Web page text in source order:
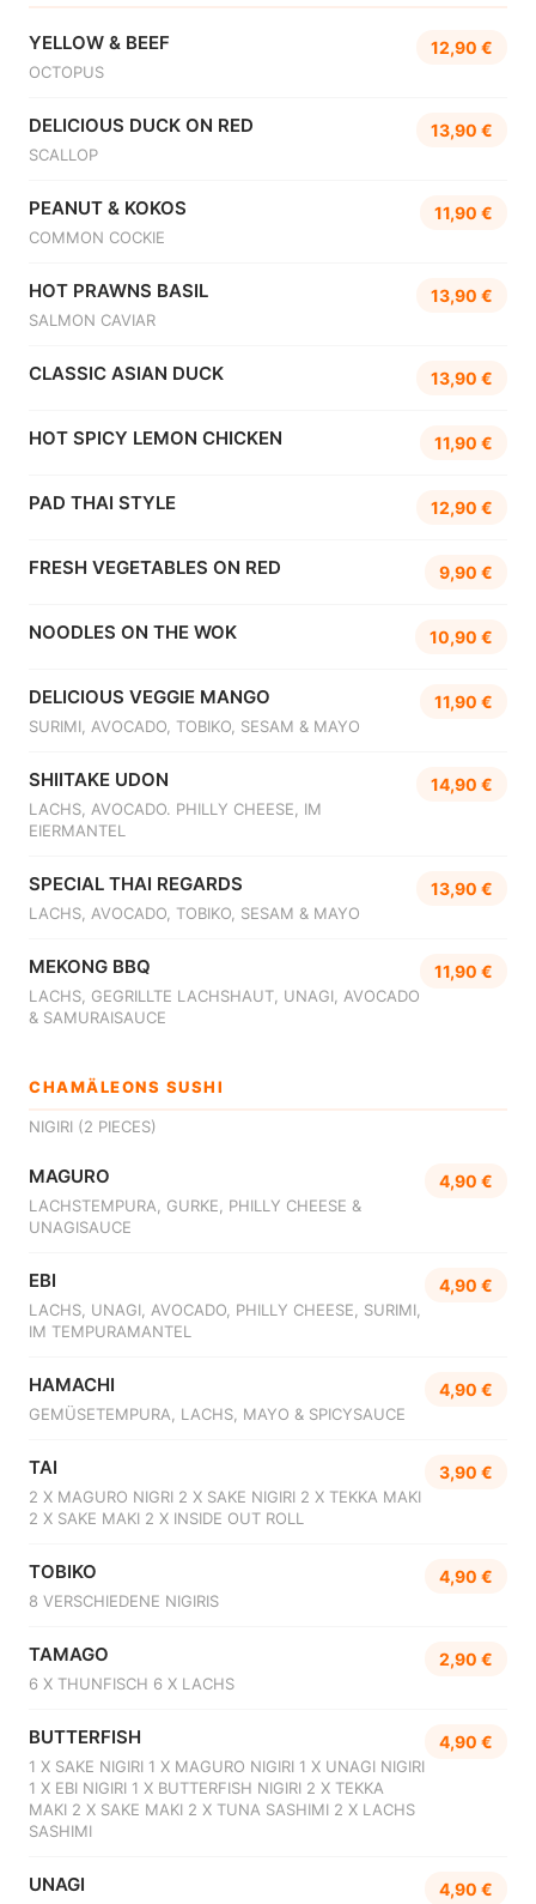
YELLOW & BEEF
OCTOPUS
12,90 €
DELICIOUS DUCK ON RED
SCALLOP
13,90 €
PEANUT & KOKOS
COMMON COCKIE
11,90 €
HOT PRAWNS BASIL
SALMON CAVIAR
13,90 €
CLASSIC ASIAN DUCK 13,90 €
HOT SPICY LEMON CHICKEN 11,90 €
PAD THAI STYLE 12,90 €
FRESH VEGETABLES ON RED 9,90 €
NOODLES ON THE WOK 10,90 €
DELICIOUS VEGGIE MANGO
SURIMI, AVOCADO, TOBIKO, SESAM & MAYO
11,90 €
SHIITAKE UDON
LACHS, AVOCADO. PHILLY CHEESE, IM
EIERMANTEL
14,90 €
SPECIAL THAI REGARDS
LACHS, AVOCADO, TOBIKO, SESAM & MAYO
13,90 €
MEKONG BBQ
LACHS, GEGRILLTE LACHSHAUT, UNAGI, AVOCADO
& SAMURAISAUCE
11,90 €
CHAMÄLEONS SUSHI
NIGIRI (2 PIECES)
MAGURO
LACHSTEMPURA, GURKE, PHILLY CHEESE &
UNAGISAUCE
4,90 €
EBI
LACHS, UNAGI, AVOCADO, PHILLY CHEESE, SURIMI,
IM TEMPURAMANTEL
4,90 €
HAMACHI
GEMÜSETEMPURA, LACHS, MAYO & SPICYSAUCE
4,90 €
TAI
2 X MAGURO NIGRI 2 X SAKE NIGIRI 2 X TEKKA MAKI
2 X SAKE MAKI 2 X INSIDE OUT ROLL
3,90 €
TOBIKO
8 VERSCHIEDENE NIGIRIS
4,90 €
TAMAGO
6 X THUNFISCH 6 X LACHS
2,90 €
BUTTERFISH
1 X SAKE NIGIRI 1 X MAGURO NIGIRI 1 X UNAGI NIGIRI
1 X EBI NIGIRI 1 X BUTTERFISH NIGIRI 2 X TEKKA
MAKI 2 X SAKE MAKI 2 X TUNA SASHIMI 2 X LACHS
SASHIMI
4,90 €
UNAGI 4,90 €